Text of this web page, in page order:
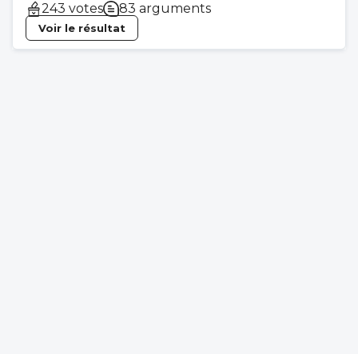
243 votes
83 arguments
Voir le résultat